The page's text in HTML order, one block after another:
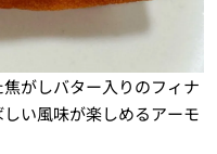
がしバター入りのフィナ
い風味が楽しめるアーモ